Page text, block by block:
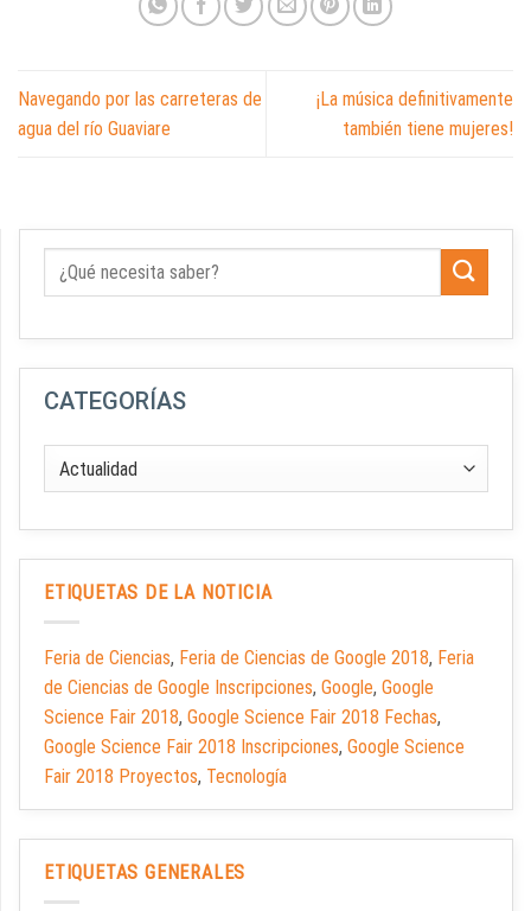
Navegando por las carreteras de
agua del río Guaviare
¡La música definitivamente
también tiene mujeres!
CATEGORÍAS
ETIQUETAS DE LA NOTICIA
Feria de Ciencias, Feria de Ciencias de Google 2018, Feria
de Ciencias de Google Inscripciones, Google, Google
Science Fair 2018, Google Science Fair 2018 Fechas,
Google Science Fair 2018 Inscripciones, Google Science
Fair 2018 Proyectos, Tecnología
ETIQUETAS GENERALES